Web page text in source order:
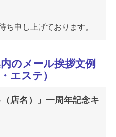
ち申し上げております。
のメール挨拶文例
エステ）
店名）」一周年記念キ